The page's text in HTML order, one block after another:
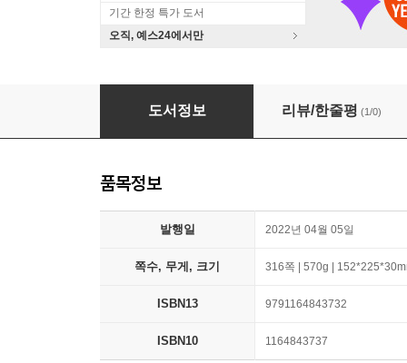
기간 한정 특가 도서
오직, 예스24에서만
82가지 창업 아이템
도서정보 리뷰/한줄평 (1/0)
품목정보
발행일 2022년 04월 05일
쪽수, 무게, 크기 316쪽 | 570g |
ISBN13 9791164843732
ISBN10 1164843737